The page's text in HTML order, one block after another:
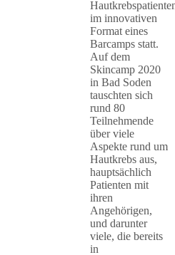
im innovativen
Format eines
Barcamps statt.
Auf dem
Skincamp 2020
in Bad Soden
tauschten sich
rund 80
Teilnehmende
über viele
Aspekte rund um
Hautkrebs aus,
hauptsächlich
Patienten mit
ihren
Angehörigen,
und darunter
viele, die bereits
in